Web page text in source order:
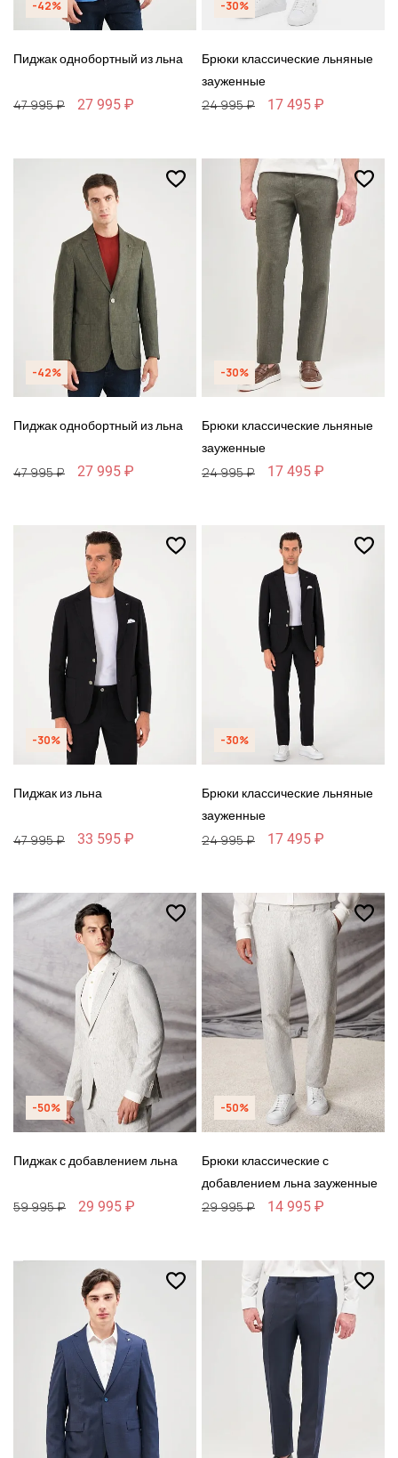
-42%
Пиджак однобортный из льна
47 995 ₽ 27 995 ₽
-30%
Брюки классические льняные
зауженные
24 995 ₽ 17 495 ₽
-42%
Пиджак однобортный из льна
47 995 ₽ 27 995 ₽
-30%
Брюки классические льняные
зауженные
24 995 ₽ 17 495 ₽
-30%
Пиджак из льна
47 995 ₽ 33 595 ₽
-30%
Брюки классические льняные
зауженные
24 995 ₽ 17 495 ₽
-50%
Пиджак с добавлением льна
59 995 ₽ 29 995 ₽
-50%
Брюки классические с
добавлением льна зауженные
29 995 ₽ 14 995 ₽